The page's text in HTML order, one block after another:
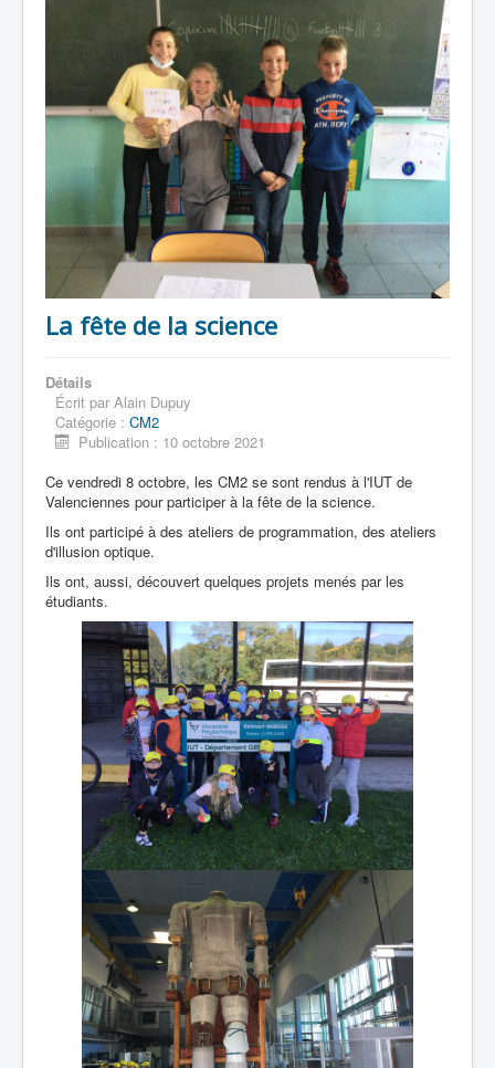
La fête de la science
Détails
Écrit par Alain Dupuy
Catégorie : CM2
Publication : 10 octobre 2021
Ce vendredi 8 octobre, les CM2 se sont rendus à l'IUT de
Valenciennes pour participer à la fête de la science.
Ils ont participé à des ateliers de programmation, des ateliers
d'illusion optique.
Ils ont, aussi, découvert quelques projets menés par les
étudiants.